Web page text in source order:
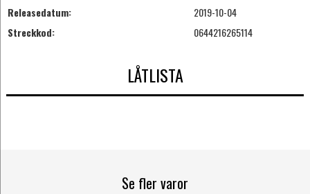
Releasedatum:
2019-10-04
Streckkod:
0644216265114
LÅTLISTA
Se fler varor